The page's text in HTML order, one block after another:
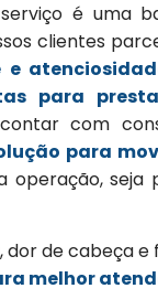
é uma
clientes
e
para
com
para
operação,
de cabeça e
melhor